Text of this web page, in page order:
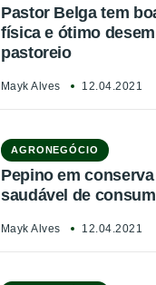
Pastor Belga tem
física e ótimo
pastoreio
Mayk Alves 12.04.2021
AGRONEGÓCIO
Pepino em
saudável de
Mayk Alves 12.04.2021